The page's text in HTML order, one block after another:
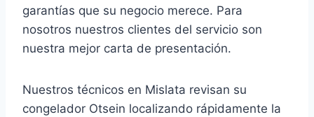
garantías que su negocio merece. Para
nosotros nuestros clientes del servicio son
nuestra mejor carta de presentación.
Nuestros técnicos en Mislata revisan su
congelador Otsein localizando rápidamente la